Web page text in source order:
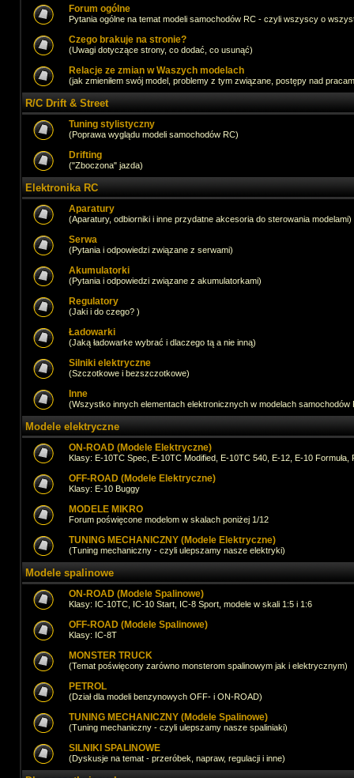
Forum ogólne
Pytania ogólne na temat modeli samochodów RC - czyli wszyscy o
Czego brakuje na stronie?
(Uwagi dotyczące strony, co dodać, co usunąć)
Relacje ze zmian w Waszych modelach
(jak zmieniłem swój model, problemy z tym związane, postępy nad
R/C Drift & Street
Tuning stylistyczny
(Poprawa wyglądu modeli samochodów RC)
Drifting
("Zboczona" jazda)
Elektronika RC
Aparatury
(Aparatury, odbiorniki i inne przydatne akcesoria do sterowania modelami)
Serwa
(Pytania i odpowiedzi związane z serwami)
Akumulatorki
(Pytania i odpowiedzi związane z akumulatorkami)
Regulatory
(Jaki i do czego? )
Ładowarki
(Jaką ładowarke wybrać i dlaczego tą a nie inną)
Silniki elektryczne
(Szczotkowe i bezszczotkowe)
Inne
(Wszystko innych elementach elektronicznych w modelach samochodów
Modele elektryczne
ON-ROAD (Modele Elektryczne)
Klasy: E-10TC Spec, E-10TC Modified, E-10TC 540, E-12, E-10 Formuła,
OFF-ROAD (Modele Elektryczne)
Klasy: E-10 Buggy
MODELE MIKRO
Forum poświęcone modelom w skalach poniżej 1/12
TUNING MECHANICZNY (Modele Elektryczne)
(Tuning mechaniczny - czyli ulepszamy nasze elektryki)
Modele spalinowe
ON-ROAD (Modele Spalinowe)
Klasy: IC-10TC, IC-10 Start, IC-8 Sport, modele w skali 1:5 i 1:6
OFF-ROAD (Modele Spalinowe)
Klasy: IC-8T
MONSTER TRUCK
(Temat poświęcony zarówno monsterom spalinowym jak i elektrycznym)
PETROL
(Dział dla modeli benzynowych OFF- i ON-ROAD)
TUNING MECHANICZNY (Modele Spalinowe)
(Tuning mechaniczny - czyli ulepszamy nasze spaliniaki)
SILNIKI SPALINOWE
(Dyskusje na temat - przeróbek, napraw, regulacji i inne)